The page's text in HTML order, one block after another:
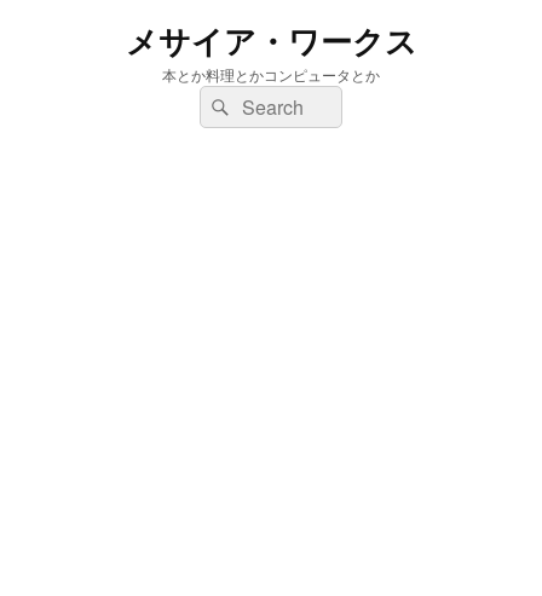
メサイア・ワークス
本とか料理とかコンピュータとか
検
索:
検
索